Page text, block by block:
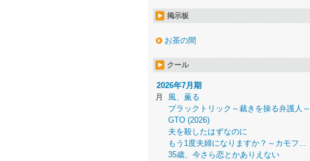
掲示板
お茶の間
クール
2026年7月期
月
風、薫る
ブラックトリック～裁きを操る弁護人～
GTO (2026)
夫を殺したはずなのに
もう1度夫婦になりますか？～カモフ...
35歳、今さら恋とかありえない